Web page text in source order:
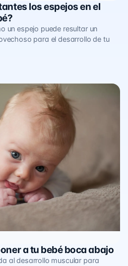
los espejos en el
un espejo puede resultar un
para el desarrollo de tu
a tu bebé boca abajo
al desarrollo muscular para